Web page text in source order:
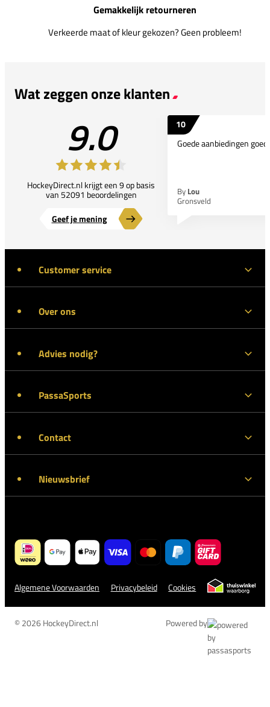
Gemakkelijk retourneren
Verkeerde maat of kleur gekozen? Geen probleem!
Wat zeggen onze klanten
9.0
HockeyDirect.nl krijgt een 9 op basis
van 52091 beoordelingen
Geef je mening
10
Goede aanbiedingen
By Lou
Gronsveld
Customer service
Over ons
Advies nodig?
PassaSports
Contact
Nieuwsbrief
Algemene Voorwaarden Privacybeleid Cookies
© 2026 HockeyDirect.nl Powered by